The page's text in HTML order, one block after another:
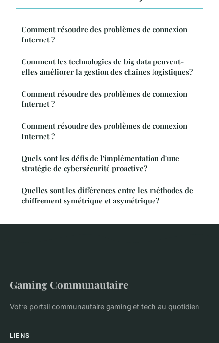
Comment résoudre des problèmes de connexion
Internet ?
Comment les technologies de big data peuvent-
elles améliorer la gestion des chaînes logistiques?
Comment résoudre des problèmes de connexion
Internet ?
Comment résoudre des problèmes de connexion
Internet ?
Quels sont les défis de l'implémentation d'une
stratégie de cybersécurité proactive?
Quelles sont les différences entre les méthodes de
chiffrement symétrique et asymétrique?
Gaming Communautaire
Votre portail communautaire gaming et tech au quotidien
LIENS